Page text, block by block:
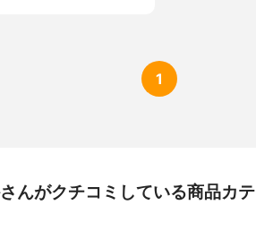
1
んがクチコミしている商品カ